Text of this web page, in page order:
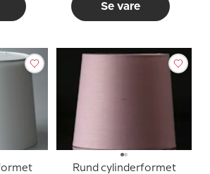
Se vare
Rund cylinderformet